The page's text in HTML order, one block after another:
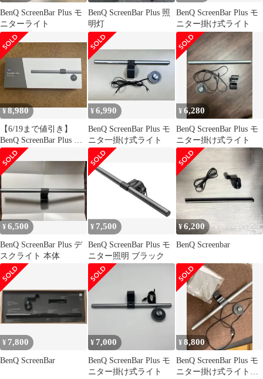
BenQ ScreenBar Plus モ
ニターライト
BenQ ScreenBar Plus 照
明灯
BenQ ScreenBar Plus モ
ニター掛け式ライト
¥8,980
【6/19まで値引き】
BenQ ScreenBar Plus モ
ニターライト
¥6,990
BenQ ScreenBar Plus モ
ニタ一掛け式ライト
¥6,280
BenQ ScreenBar Plus モ
ニター掛け式ライト
¥6,500
BenQ ScreenBar Plus デ
スクライト 本体
¥ 7,500
BenQ ScreenBar Plus モ
ニター照明 ブラック
¥6,200
BenQ Screenbar
¥ 7,800
BenQ ScreenBar
¥ 7,000
BenQ ScreenBar Plus モ
ニター掛け式ライト
¥8,800
BenQ ScreenBar Plus モ
ニター掛け式ライトス